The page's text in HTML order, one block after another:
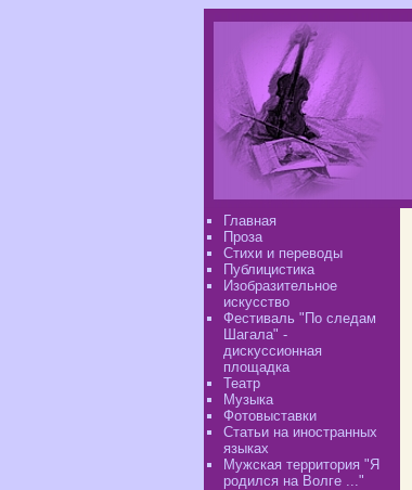
Главная
Проза
Стихи и переводы
Публицистика
Изобразительное
искусство
Фестиваль "По следам
Шагала" -
дискуссионная
площадка
Театр
Музыка
Фотовыставки
Статьи на иностранных
языках
Мужская территория "Я
родился на Волге ..."